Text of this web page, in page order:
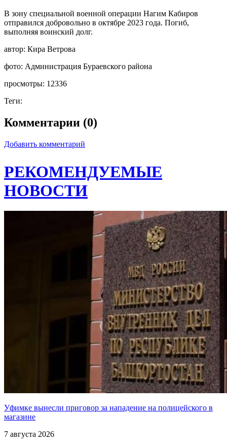
В зону специальной военной операции Нагим Кабиров
отправился добровольно в октябре 2023 года. Погиб,
выполняя воинский долг.
автор: Кира Ветрова
фото: Администрация Бураевского района
просмотры: 12336
Теги:
Комментарии (0)
Добавить комментарий
РЕКОМЕНДУЕМЫЕ
НОВОСТИ
Уфимке вынесли приговор за нападение на полицейского в
магазине
7 августа 2026